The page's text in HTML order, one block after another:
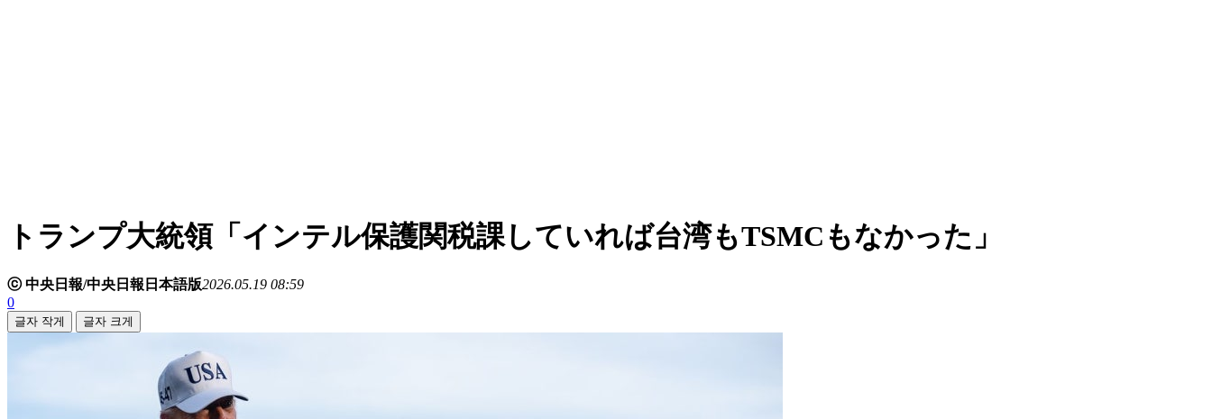
トランプ大統領「インテル保護関税課していれば台湾もTSMCもなかった」
ⓒ 中央日報/中央日報日本語版2026.05.19 08:59
0
글자 작게 글자 크게